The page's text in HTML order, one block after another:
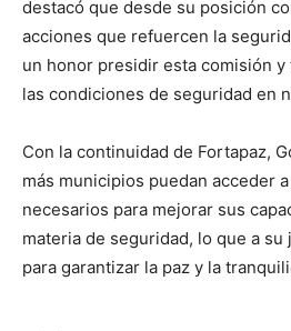
destacó que desde su posición
acciones que refuercen la
un honor presidir esta comisión
las condiciones de seguridad en
Con la continuidad de Fortapaz,
más municipios puedan acceder
necesarios para mejorar sus
materia de seguridad, lo que a
para garantizar la paz y la